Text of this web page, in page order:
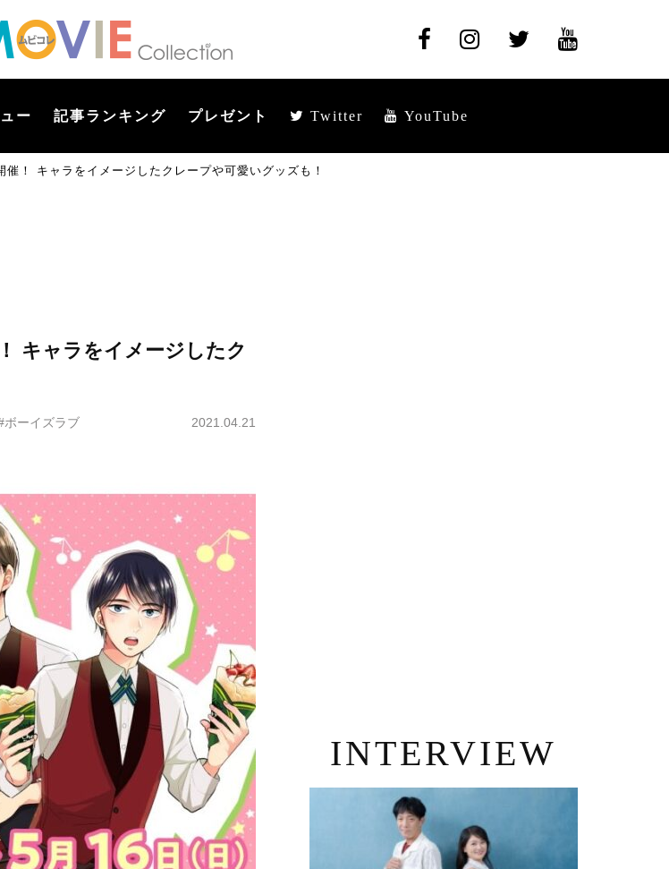
ー 記事ランキング プレゼント Twitter YouTube
催！ キャラをイメージしたクレープや可愛いグッズも！
キャラをイメージしたク
ボーイズラブ 2021.04.21
INTERVIEW